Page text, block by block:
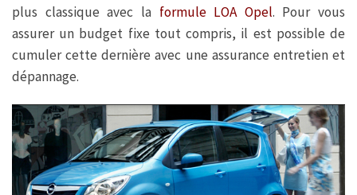
plus classique avec la formule LOA Opel. Pour vous
assurer un budget fixe tout compris, il est possible de
cumuler cette dernière avec une assurance entretien et
dépannage.